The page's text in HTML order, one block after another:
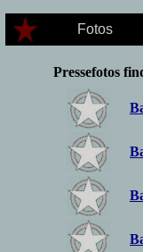
Fotos
Pressefotos